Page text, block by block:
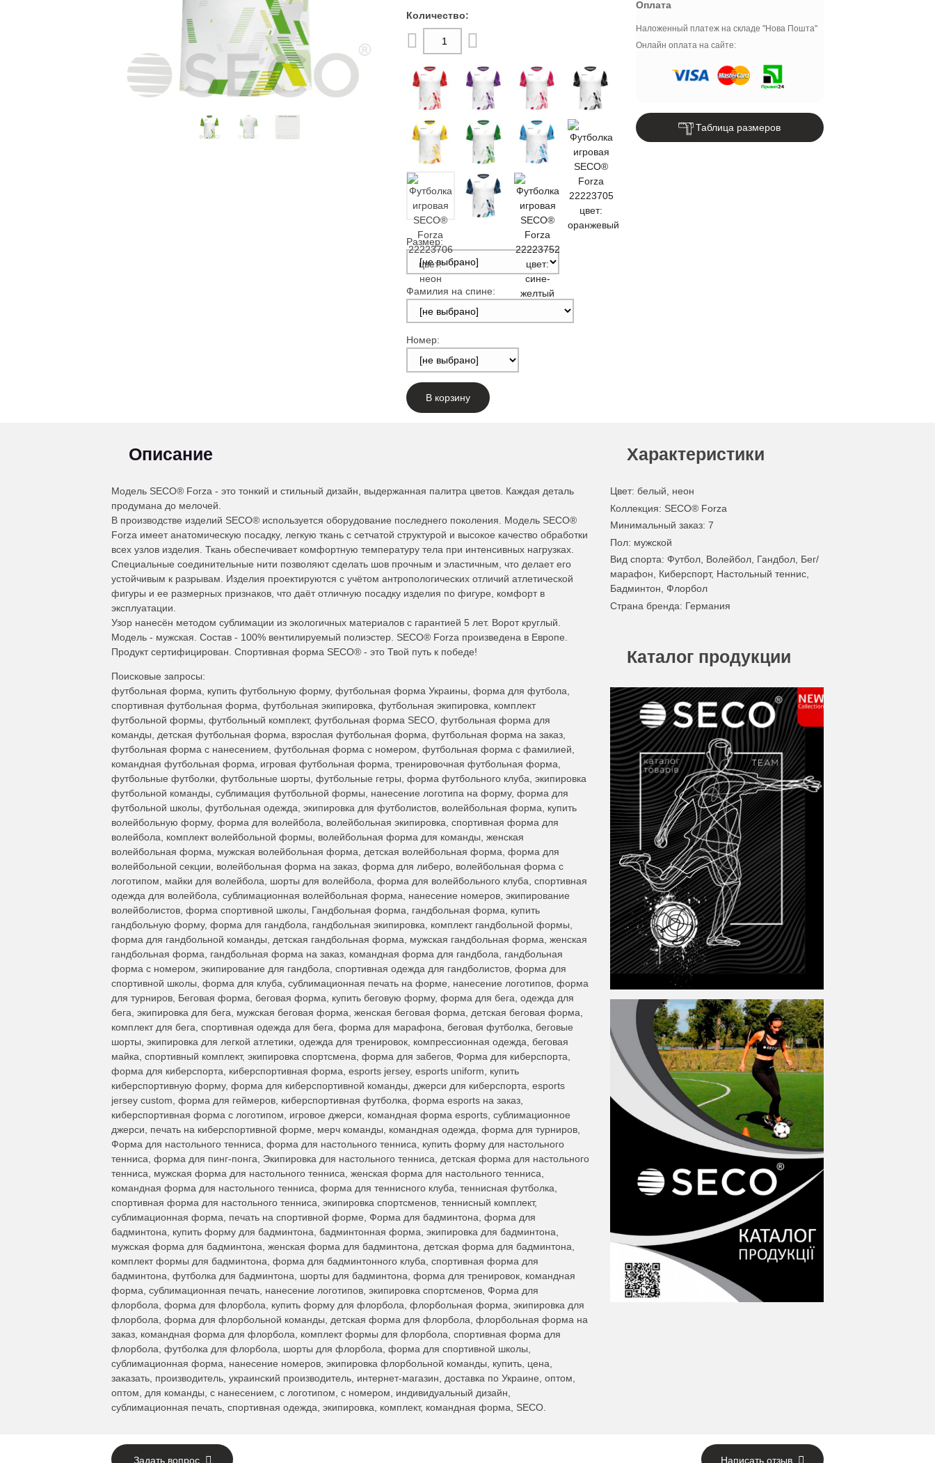
Размер:
Фамилия на спине:
Номер:
В корзину
Оплата
Наложенный платеж на складе "Нова Пошта"
Онлайн оплата на сайте:
Таблица размеров
Описание
Модель SECO® Forza - это тонкий и стильный дизайн, выдержанная палитра цветов. Каждая деталь
продумана до мелочей.
В производстве изделий SECO® используется оборудование последнего поколения. Модель SECO®
Forza имеет анатомическую посадку, легкую ткань с сетчатой структурой и высокое качество обработки
всех узлов изделия. Ткань обеспечивает комфортную температуру тела при интенсивных нагрузках.
Специальные соединительные нити позволяют сделать шов прочным и эластичным, что делает его
устойчивым к разрывам. Изделия проектируются с учётом антропологических отличий атлетической
фигуры и ее размерных признаков, что даёт отличную посадку изделия по фигуре, комфорт в
эксплуатации.
Узор нанесён методом сублимации из экологичных материалов с гарантией 5 лет. Ворот круглый.
Модель - мужская. Состав - 100% вентилируемый полиэстер. SECO® Forza произведена в Европе.
Продукт сертифицирован. Спортивная форма SECO® - это Твой путь к победе!
Поисковые запросы:
футбольная форма, купить футбольную форму, футбольная форма Украины, форма для футбола,
спортивная футбольная форма, футбольная экипировка, футбольная экипировка, комплект
футбольной формы, футбольный комплект, футбольная форма SECO, футбольная форма для
команды, детская футбольная форма, взрослая футбольная форма, футбольная форма на заказ,
футбольная форма с нанесением, футбольная форма с номером, футбольная форма с фамилией,
командная футбольная форма, игровая футбольная форма, тренировочная футбольная форма,
футбольные футболки, футбольные шорты, футбольные гетры, форма футбольного клуба, экипировка
футбольной команды, сублимация футбольной формы, нанесение логотипа на форму, форма для
футбольной школы, футбольная одежда, экипировка для футболистов, волейбольная форма, купить
волейбольную форму, форма для волейбола, волейбольная экипировка, спортивная форма для
волейбола, комплект волейбольной формы, волейбольная форма для команды, женская
волейбольная форма, мужская волейбольная форма, детская волейбольная форма, форма для
волейбольной секции, волейбольная форма на заказ, форма для либеро, волейбольная форма с
логотипом, майки для волейбола, шорты для волейбола, форма для волейбольного клуба, спортивная
одежда для волейбола, сублимационная волейбольная форма, нанесение номеров, экипирование
волейболистов, форма спортивной школы, Гандбольная форма, гандбольная форма, купить
гандбольную форму, форма для гандбола, гандбольная экипировка, комплект гандбольной формы,
форма для гандбольной команды, детская гандбольная форма, мужская гандбольная форма, женская
гандбольная форма, гандбольная форма на заказ, командная форма для гандбола, гандбольная
форма с номером, экипирование для гандбола, спортивная одежда для гандболистов, форма для
спортивной школы, форма для клуба, сублимационная печать на форме, нанесение логотипов, форма
для турниров, Беговая форма, беговая форма, купить беговую форму, форма для бега, одежда для
бега, экипировка для бега, мужская беговая форма, женская беговая форма, детская беговая форма,
комплект для бега, спортивная одежда для бега, форма для марафона, беговая футболка, беговые
шорты, экипировка для легкой атлетики, одежда для тренировок, компрессионная одежда, беговая
майка, спортивный комплект, экипировка спортсмена, форма для забегов, Форма для киберспорта,
форма для киберспорта, киберспортивная форма, esports jersey, esports uniform, купить
киберспортивную форму, форма для киберспортивной команды, джерси для киберспорта, esports
jersey custom, форма для геймеров, киберспортивная футболка, форма esports на заказ,
киберспортивная форма с логотипом, игровое джерси, командная форма esports, сублимационное
джерси, печать на киберспортивной форме, мерч команды, командная одежда, форма для турниров,
Форма для настольного тенниса, форма для настольного тенниса, купить форму для настольного
тенниса, форма для пинг-понга, Экипировка для настольного тенниса, детская форма для настольного
тенниса, мужская форма для настольного тенниса, женская форма для настольного тенниса,
командная форма для настольного тенниса, форма для теннисного клуба, теннисная футболка,
спортивная форма для настольного тенниса, экипировка спортсменов, теннисный комплект,
сублимационная форма, печать на спортивной форме, Форма для бадминтона, форма для
бадминтона, купить форму для бадминтона, бадминтонная форма, экипировка для бадминтона,
мужская форма для бадминтона, женская форма для бадминтона, детская форма для бадминтона,
комплект формы для бадминтона, форма для бадминтонного клуба, спортивная форма для
бадминтона, футболка для бадминтона, шорты для бадминтона, форма для тренировок, командная
форма, сублимационная печать, нанесение логотипов, экипировка спортсменов, Форма для
флорбола, форма для флорбола, купить форму для флорбола, флорбольная форма, экипировка для
флорбола, форма для флорбольной команды, детская форма для флорбола, флорбольная форма на
заказ, командная форма для флорбола, комплект формы для флорбола, спортивная форма для
флорбола, футболка для флорбола, шорты для флорбола, форма для спортивной школы,
сублимационная форма, нанесение номеров, экипировка флорбольной команды, купить, цена,
заказать, производитель, украинский производитель, интернет-магазин, доставка по Украине, оптом,
оптом, для команды, с нанесением, с логотипом, с номером, индивидуальный дизайн,
сублимационная печать, спортивная одежда, экипировка, комплект, командная форма, SECO.
Характеристики
Цвет: белый, неон
Коллекция: SECO® Forza
Минимальный заказ: 7
Пол: мужской
Вид спорта: Футбол, Волейбол, Гандбол, Бег/
марафон, Киберспорт, Настольный теннис,
Бадминтон, Флорбол
Страна бренда: Германия
Каталог продукции
Задать вопрос Написать отзыв